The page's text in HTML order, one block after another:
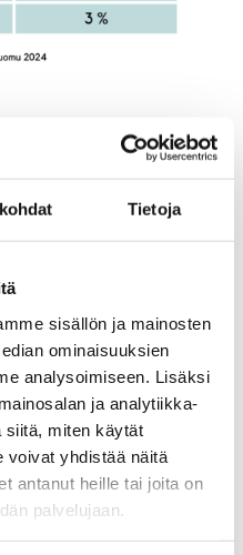
Tietoja
sisällön ja mainosten
ominaisuuksien
analysoimiseen. Lisäksi
ja analytiikka-
siitä, miten käytät
voivat yhdistää näitä
antanut heille tai joita on
palvelujaan.
on edelleen hyvin
pitää EU:n
v.) luottavat
että luomu vaikuttaa
luonnon
hyvinvointiin.
luomulla on edelleen
kuluttajien
Euroopan